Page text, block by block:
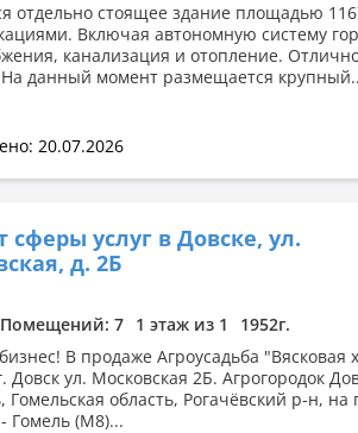
отдельно стоящее здание площадью
Включая автономную систему
канализация и отопление.
На данный момент размещается
20.07.2026
сферы услуг в Довске, ул.
д. 2Б
Помещений: 7 1 этаж из 1
1952г.
В продаже Агроусадьба "Вясковая
Довск ул. Московская 2Б. Агрогородок
Гомельская область, Рогачёвский р-н,
Гомель (М8)...